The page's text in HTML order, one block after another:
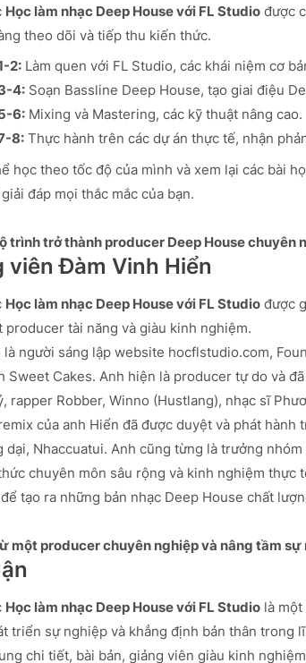
Học làm nhạc Deep House với FL Studio được
theo dõi và tiếp thu kiến thức.
2: Làm quen với FL Studio, các khái niệm cơ
4: Soạn Bassline Deep House, tạo giai điệu
6: Mixing và Mastering, các kỹ thuật nâng cao.
8: Thực hành trên các dự án thực tế, nhận
học theo tốc độ của mình và xem lại các bài
đáp mọi thắc mắc của bạn.
trình trở thành producer Deep House chuyên
viên Đàm Vinh Hiển
Học làm nhạc Deep House với FL Studio được
producer tài năng và giàu kinh nghiệm.
là người sáng lập website hocflstudio.com,
Sweet Cakes. Anh hiện là producer tự do và
rapper Robber, Winno (Hustlang), nhạc sĩ
của anh Hiển đã được duyệt và phát
dại, Nhaccuatui. Anh cũng từng là trưởng nhóm
chuyên môn sâu rộng và kinh nghiệm thực
tạo ra những bản nhạc Deep House chất
một producer chuyên nghiệp và nâng tầm sự
Học làm nhạc Deep House với FL Studio là
triển sự nghiệp và khẳng định bản thân trong
chi tiết, bài bản, giảng viên giàu kinh